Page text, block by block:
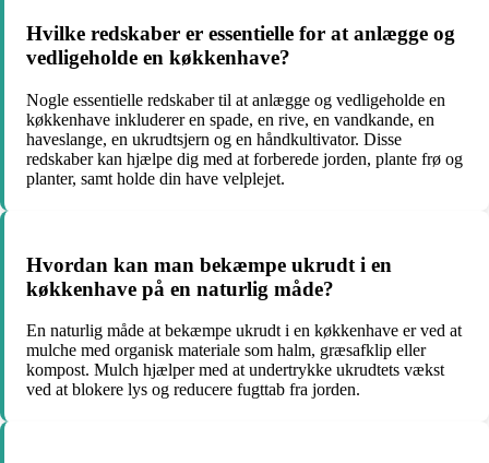
Hvilke redskaber er essentielle for at anlægge og
vedligeholde en køkkenhave?
Nogle essentielle redskaber til at anlægge og vedligeholde en
køkkenhave inkluderer en spade, en rive, en vandkande, en
haveslange, en ukrudtsjern og en håndkultivator. Disse
redskaber kan hjælpe dig med at forberede jorden, plante frø og
planter, samt holde din have velplejet.
Hvordan kan man bekæmpe ukrudt i en
køkkenhave på en naturlig måde?
En naturlig måde at bekæmpe ukrudt i en køkkenhave er ved at
mulche med organisk materiale som halm, græsafklip eller
kompost. Mulch hjælper med at undertrykke ukrudtets vækst
ved at blokere lys og reducere fugttab fra jorden.